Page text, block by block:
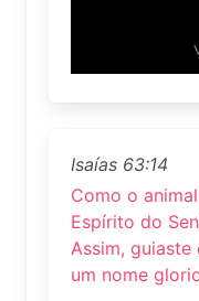
Isaías 63:14
Como o
Espírito do
Assim,
um nome